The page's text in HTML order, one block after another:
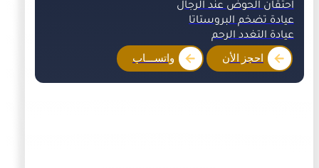
احتقان الحوض عند الرجال
عيادة تضخم البروستاتا
عيادة التغدد الرحم
احجز الأن واتســـاب